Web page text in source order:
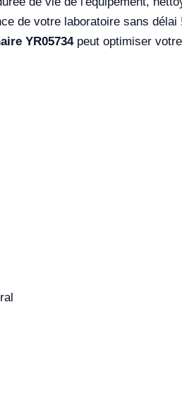
de votre laboratoire sans
YR05734peut optimiser